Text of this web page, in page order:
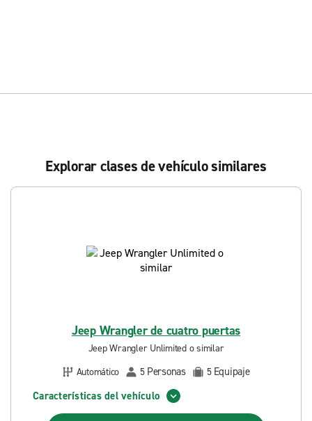
Explorar clases de vehículo similares
Jeep Wrangler de cuatro puertas
Jeep Wrangler Unlimited o similar
Automático
5 Personas 5 Equipaje
Características del vehículo